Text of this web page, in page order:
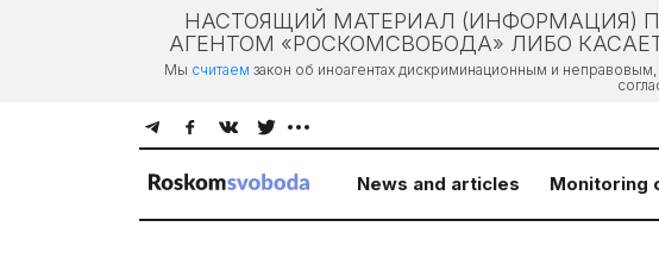
НАСТОЯЩИЙ МАТЕРИАЛ (ИНФОРМАЦИЯ)
АГЕНТОМ «РОСКОМСВОБОДА» ЛИБО
Мы считаем закон об иноагентах дискриминационным и
News and articles Monitoring